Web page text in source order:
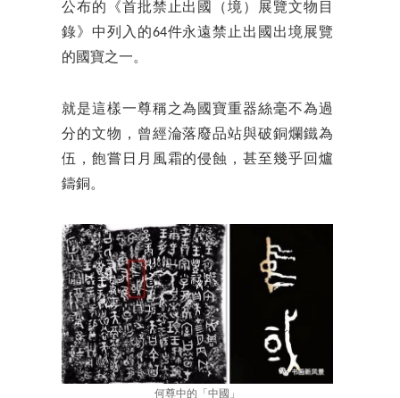
公布的《首批禁止出國（境）展覽文物目
錄》中列入的64件永遠禁止出國出境展覽
的國寶之一。
就是這樣一尊稱之為國寶重器絲毫不為過
分的文物，曾經淪落廢品站與破銅爛鐵為
伍，飽嘗日月風霜的侵蝕，甚至幾乎回爐
鑄銅。
何尊中的「中國」